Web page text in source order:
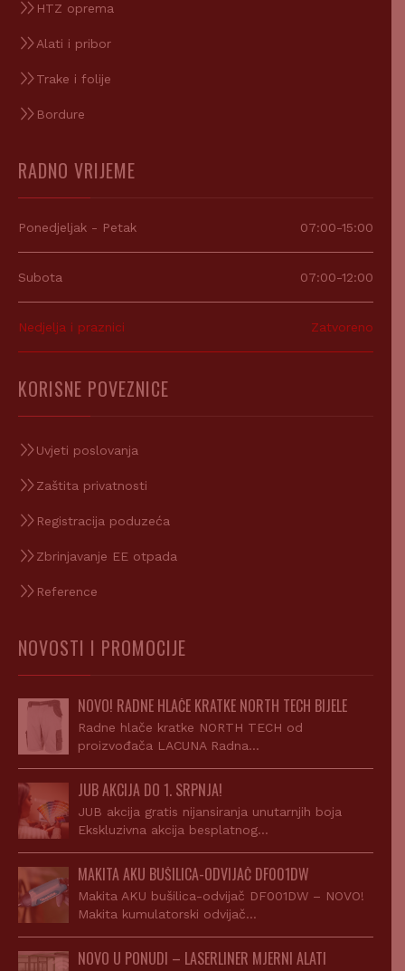
HTZ oprema
Alati i pribor
Trake i folije
Bordure
RADNO VRIJEME
Ponedjeljak - Petak 07:00-15:00
Subota 07:00-12:00
Nedjelja i praznici Zatvoreno
KORISNE POVEZNICE
Uvjeti poslovanja
Zaštita privatnosti
Registracija poduzeća
Zbrinjavanje EE otpada
Reference
NOVOSTI I PROMOCIJE
NOVO! RADNE HLAČE KRATKE NORTH TECH BIJELE
Radne hlače kratke NORTH TECH od
proizvođača LACUNA Radna…
JUB AKCIJA DO 1. SRPNJA!
JUB akcija gratis nijansiranja unutarnjih boja
Ekskluzivna akcija besplatnog…
MAKITA AKU BUŠILICA-ODVIJAČ DF001DW
Makita AKU bušilica-odvijač DF001DW – NOVO!
Makita kumulatorski odvijač…
NOVO U PONUDI – LASERLINER MJERNI ALATI